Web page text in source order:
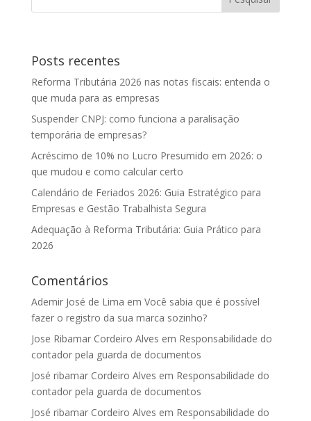
Posts recentes
Reforma Tributária 2026 nas notas fiscais: entenda o
que muda para as empresas
Suspender CNPJ: como funciona a paralisação
temporária de empresas?
Acréscimo de 10% no Lucro Presumido em 2026: o
que mudou e como calcular certo
Calendário de Feriados 2026: Guia Estratégico para
Empresas e Gestão Trabalhista Segura
Adequação à Reforma Tributária: Guia Prático para
2026
Comentários
Ademir José de Lima em Você sabia que é possível
fazer o registro da sua marca sozinho?
Jose Ribamar Cordeiro Alves em Responsabilidade do
contador pela guarda de documentos
José ribamar Cordeiro Alves em Responsabilidade do
contador pela guarda de documentos
José ribamar Cordeiro Alves em Responsabilidade do